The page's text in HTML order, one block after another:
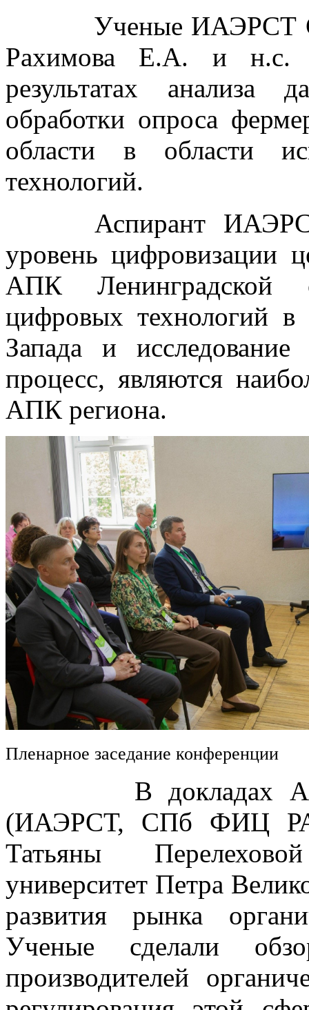
Ученые ИАЭРСТ
Рахимова Е.А. и н.с.
результатах
обработки опроса
области в области
технологий.
Аспирант ИАЭРСТ
уровень цифровизации
АПК Ленинградской
цифровых технологий
Запада и
процесс, являются
АПК региона.
Пленарное заседание конференции
В докладах
(ИАЭРСТ, СПб ФИЦ
Татьяны
университет Петра
развития рынка
Ученые сделали
производителей